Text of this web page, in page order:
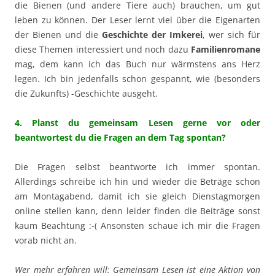
die Bienen (und andere Tiere auch) brauchen, um gut
leben zu können. Der Leser lernt viel über die Eigenarten
der Bienen und die Geschichte der Imkerei, wer sich für
diese Themen interessiert und noch dazu Familienromane
mag, dem kann ich das Buch nur wärmstens ans Herz
legen. Ich bin jedenfalls schon gespannt, wie (besonders
die Zukunfts) -Geschichte ausgeht.
4. Planst du gemeinsam Lesen gerne vor oder
beantwortest du die Fragen an dem Tag spontan?
Die Fragen selbst beantworte ich immer spontan.
Allerdings schreibe ich hin und wieder die Beträge schon
am Montagabend, damit ich sie gleich Dienstagmorgen
online stellen kann, denn leider finden die Beiträge sonst
kaum Beachtung :-( Ansonsten schaue ich mir die Fragen
vorab nicht an.
Wer mehr erfahren will: Gemeinsam Lesen ist eine Aktion von